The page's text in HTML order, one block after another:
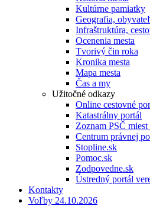
Kultúrne pamiatky
Geografia,
Infraštruktúra,
Ocenenia mesta
Tvorivý čin roka
Kronika mesta
Mapa mesta
Čas a my
Užitočné odkazy
Online cestovné
Katastrálny portál
Zoznam PSČ
Centrum právnej
Stopline.sk
Pomoc.sk
Zodpovedne.sk
Ústredný portál
Kontakty
Voľby 24.10.2026